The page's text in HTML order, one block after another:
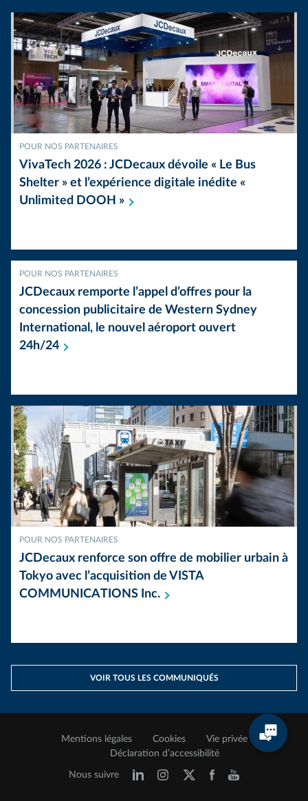
POUR NOS PARTENAIRES
VivaTech 2026 : JCDecaux dévoile « Le Bus
Shelter » et l’expérience digitale inédite «
Unlimited DOOH »
POUR NOS PARTENAIRES
JCDecaux remporte l’appel d’offres pour la
concession publicitaire de Western Sydney
International, le nouvel aéroport ouvert
24h/24
POUR NOS PARTENAIRES
JCDecaux renforce son offre de mobilier urbain à
Tokyo avec l’acquisition de VISTA
COMMUNICATIONS Inc.
VOIR TOUS LES COMMUNIQUÉS
Mentions légales Cookies
Vie privée
Déclaration d’accessibilité
Nous suivre